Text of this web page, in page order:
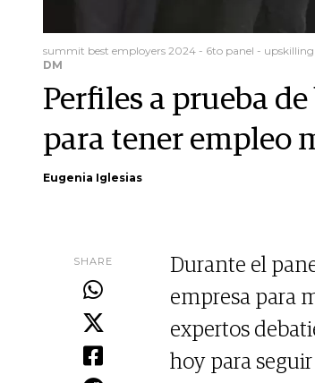
summit best employers 2024 - 6to panel -
DM
Perfiles a prueba
para tener empleo
Eugenia Iglesias
SHARE
Durante el
empresa para
expertos
hoy para